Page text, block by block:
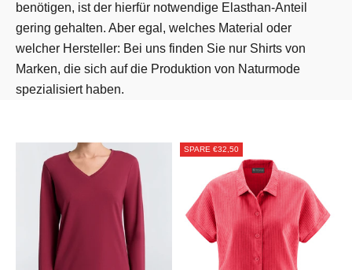
benötigen, ist der hierfür notwendige Elasthan-Anteil
gering gehalten. Aber egal, welches Material oder
welcher Hersteller: Bei uns finden Sie nur Shirts von
Marken, die sich auf die Produktion von Naturmode
spezialisiert haben.
SPARE €32,50